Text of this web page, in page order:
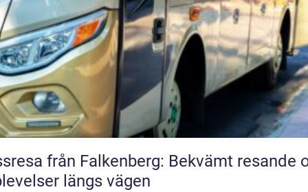
från Falkenberg: Bekvämt resande
längs vägen